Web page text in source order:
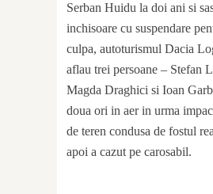
Serban Huidu la doi ani si
inchisoare cu suspendare
culpa, autoturismul Dacia
aflau trei persoane – Stefan
Magda Draghici si Ioan
doua ori in aer in urma
de teren condusa de fostul
apoi a cazut pe carosabil.